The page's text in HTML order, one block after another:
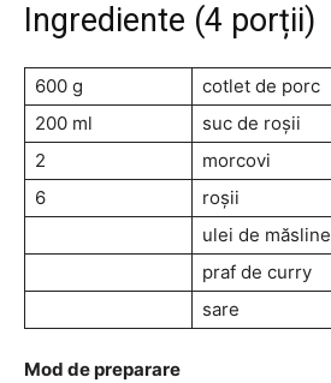
Ingrediente (4 porții)
600 g
cotlet de porc
200 ml
suc de roșii
2
morcovi
6
roșii
ulei de măsline
praf de curry
sare
Mod de preparare